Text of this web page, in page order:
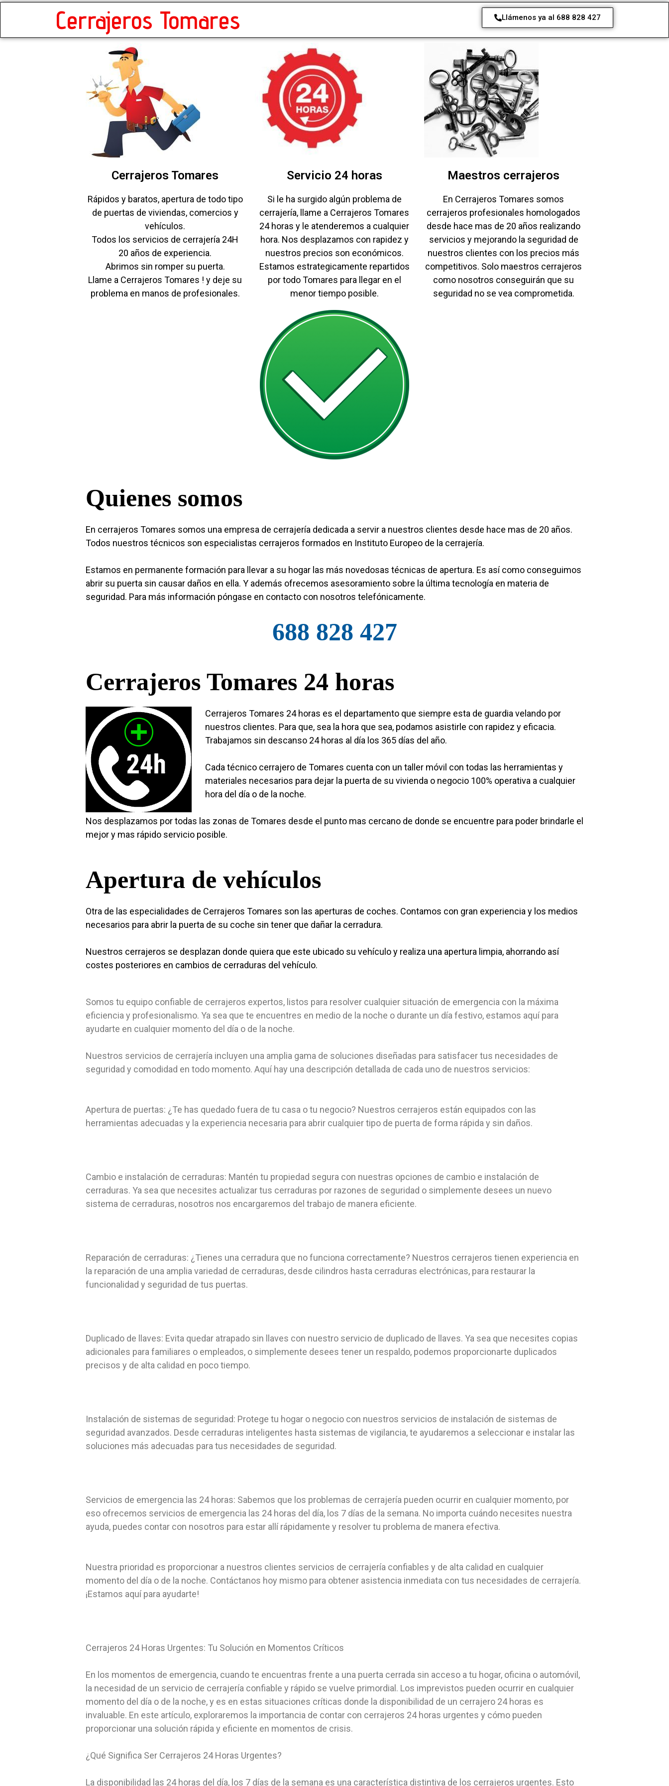
Cerrajeros Tomares Llámenos ya al 688 828 427
Cerrajeros Tomares
Rápidos y baratos, apertura de todo tipo
de puertas de viviendas, comercios y
vehículos.
Todos los servicios de cerrajería 24H
20 años de experiencia.
Abrimos sin romper su puerta.
Llame a Cerrajeros Tomares ! y deje su
problema en manos de profesionales.
Servicio 24 horas
Si le ha surgido algún problema de
cerrajería, llame a Cerrajeros Tomares
24 horas y le atenderemos a cualquier
hora. Nos desplazamos con rapidez y
nuestros precios son económicos.
Estamos estrategicamente repartidos
por todo Tomares para llegar en el
menor tiempo posible.
Maestros cerrajeros
En Cerrajeros Tomares somos
cerrajeros profesionales homologados
desde hace mas de 20 años realizando
servicios y mejorando la seguridad de
nuestros clientes con los precios más
competitivos. Solo maestros cerrajeros
como nosotros conseguirán que su
seguridad no se vea comprometida.
Quienes somos
En cerrajeros Tomares somos una empresa de cerrajería dedicada a servir a nuestros clientes desde hace mas de 20 años.
Todos nuestros técnicos son especialistas cerrajeros formados en Instituto Europeo de la cerrajería.
Estamos en permanente formación para llevar a su hogar las más novedosas técnicas de apertura. Es así como conseguimos
abrir su puerta sin causar daños en ella. Y además ofrecemos asesoramiento sobre la última tecnología en materia de
seguridad. Para más información póngase en contacto con nosotros telefónicamente.
688 828 427
Cerrajeros Tomares 24 horas
Cerrajeros Tomares 24 horas es el departamento que siempre esta de guardia velando por
nuestros clientes. Para que, sea la hora que sea, podamos asistirle con rapidez y eficacia.
Trabajamos sin descanso 24 horas al día los 365 días del año.
Cada técnico cerrajero de Tomares cuenta con un taller móvil con todas las herramientas y
materiales necesarios para dejar la puerta de su vivienda o negocio 100% operativa a cualquier
hora del día o de la noche.
Nos desplazamos por todas las zonas de Tomares desde el punto mas cercano de donde se encuentre para poder brindarle el
mejor y mas rápido servicio posible.
Apertura de vehículos
Otra de las especialidades de Cerrajeros Tomares son las aperturas de coches. Contamos con gran experiencia y los medios
necesarios para abrir la puerta de su coche sin tener que dañar la cerradura.
Nuestros cerrajeros se desplazan donde quiera que este ubicado su vehículo y realiza una apertura limpia, ahorrando así
costes posteriores en cambios de cerraduras del vehículo.
Somos tu equipo confiable de cerrajeros expertos, listos para resolver cualquier situación de emergencia con la máxima
eficiencia y profesionalismo. Ya sea que te encuentres en medio de la noche o durante un día festivo, estamos aquí para
ayudarte en cualquier momento del día o de la noche.
Nuestros servicios de cerrajería incluyen una amplia gama de soluciones diseñadas para satisfacer tus necesidades de
seguridad y comodidad en todo momento. Aquí hay una descripción detallada de cada uno de nuestros servicios:
Apertura de puertas: ¿Te has quedado fuera de tu casa o tu negocio? Nuestros cerrajeros están equipados con las
herramientas adecuadas y la experiencia necesaria para abrir cualquier tipo de puerta de forma rápida y sin daños.
Cambio e instalación de cerraduras: Mantén tu propiedad segura con nuestras opciones de cambio e instalación de
cerraduras. Ya sea que necesites actualizar tus cerraduras por razones de seguridad o simplemente desees un nuevo
sistema de cerraduras, nosotros nos encargaremos del trabajo de manera eficiente.
Reparación de cerraduras: ¿Tienes una cerradura que no funciona correctamente? Nuestros cerrajeros tienen experiencia en
la reparación de una amplia variedad de cerraduras, desde cilindros hasta cerraduras electrónicas, para restaurar la
funcionalidad y seguridad de tus puertas.
Duplicado de llaves: Evita quedar atrapado sin llaves con nuestro servicio de duplicado de llaves. Ya sea que necesites copias
adicionales para familiares o empleados, o simplemente desees tener un respaldo, podemos proporcionarte duplicados
precisos y de alta calidad en poco tiempo.
Instalación de sistemas de seguridad: Protege tu hogar o negocio con nuestros servicios de instalación de sistemas de
seguridad avanzados. Desde cerraduras inteligentes hasta sistemas de vigilancia, te ayudaremos a seleccionar e instalar las
soluciones más adecuadas para tus necesidades de seguridad.
Servicios de emergencia las 24 horas: Sabemos que los problemas de cerrajería pueden ocurrir en cualquier momento, por
eso ofrecemos servicios de emergencia las 24 horas del día, los 7 días de la semana. No importa cuándo necesites nuestra
ayuda, puedes contar con nosotros para estar allí rápidamente y resolver tu problema de manera efectiva.
Nuestra prioridad es proporcionar a nuestros clientes servicios de cerrajería confiables y de alta calidad en cualquier
momento del día o de la noche. Contáctanos hoy mismo para obtener asistencia inmediata con tus necesidades de cerrajería.
¡Estamos aquí para ayudarte!
Cerrajeros 24 Horas Urgentes: Tu Solución en Momentos Críticos
En los momentos de emergencia, cuando te encuentras frente a una puerta cerrada sin acceso a tu hogar, oficina o automóvil,
la necesidad de un servicio de cerrajería confiable y rápido se vuelve primordial. Los imprevistos pueden ocurrir en cualquier
momento del día o de la noche, y es en estas situaciones críticas donde la disponibilidad de un cerrajero 24 horas es
invaluable. En este artículo, exploraremos la importancia de contar con cerrajeros 24 horas urgentes y cómo pueden
proporcionar una solución rápida y eficiente en momentos de crisis.
¿Qué Significa Ser Cerrajeros 24 Horas Urgentes?
La disponibilidad las 24 horas del día, los 7 días de la semana es una característica distintiva de los cerrajeros urgentes. Esto